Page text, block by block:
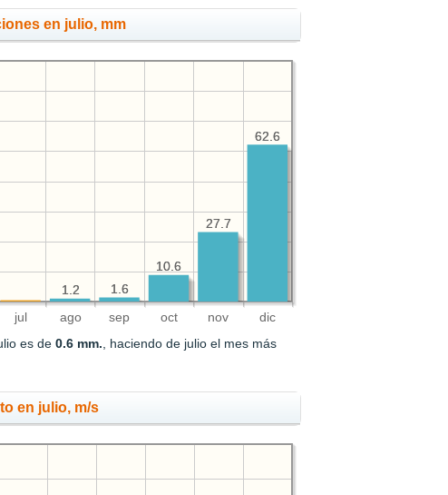
en julio, mm
jul ago sep oct nov dic
62.6
27.7
10.6
1.6
1.2
62.6
27.7
10.6
1.6
1.2
es de0.6 mm., haciendo de julio el mes más
en julio, m/s